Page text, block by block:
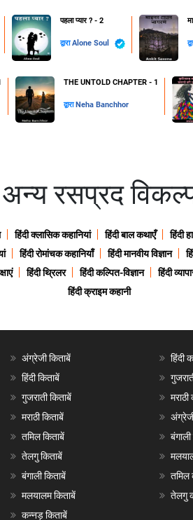
पहला प्यार ? - 2
द्वाराAlone Soul
THE UNTOLD CHAPTER - 1
द्वारा Neha Banchhor
अन्य रसप्रद
हिंदी क्लासिक कहानियां हिंदी बाल कथाएँ हिंदी
हिंदी रोमांचक कहानियाँ हिंदी मानवीय विज्ञान
हिंदी थ्रिलर हिंदी कल्पित-विज्ञान हिंदी
हिंदी क्राइम कहानी
अंग्रेजी किताबें
हिंदी किताबें
गुजराती किताबें
मराठी किताबें
तमिल किताबें
तेलगु किताबें
बंगाली किताबें
मलयालम किताबें
कन्नड़ किताबें
हिंदी
मराठी
तमिल
तेलगु